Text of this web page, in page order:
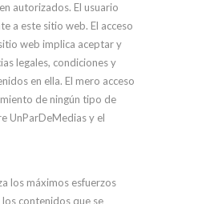
autorizados. El usuario
a este sitio web. El acceso
web implica aceptar y
legales, condiciones y
en ella. El mero acceso
de ningún tipo de
UnParDeMedias y el
los máximos esfuerzos
contenidos que se